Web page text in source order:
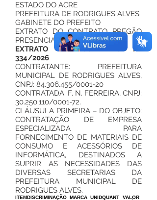
ESTADO DO ACRE
PREFEITURA DE RODRIGUES ALVES
GABINETE DO PREFEITO
EXTRATO DO CONTRATO PREGÃO
PRESENCIAL Nº 20/2025
EXTRATO DO CONTRATO Nº
334/2026
CONTRATANTE: PREFEITURA
MUNICIPAL DE RODRIGUES ALVES,
CNPJ: 84.306.455/0001-20
CONTRATADA: F. N. FERREIRA, CNPJ:
30.250.110/0001-72.
CLÁUSULA PRIMEIRA – DO OBJETO:
CONTRATAÇÃO DE EMPRESA
ESPECIALIZADA PARA
FORNECIMENTO DE MATERIAIS DE
CONSUMO E ACESSÓRIOS DE
INFORMÁTICA, DESTINADOS A
SUPRIR AS NECESSIDADES DAS
DIVERSAS SECRETARIAS DA
PREFEITURA MUNICIPAL DE
RODRIGUES ALVES.
ITEMDISCRIMINAÇÃO MARCA UNIDQUANT
VALOR